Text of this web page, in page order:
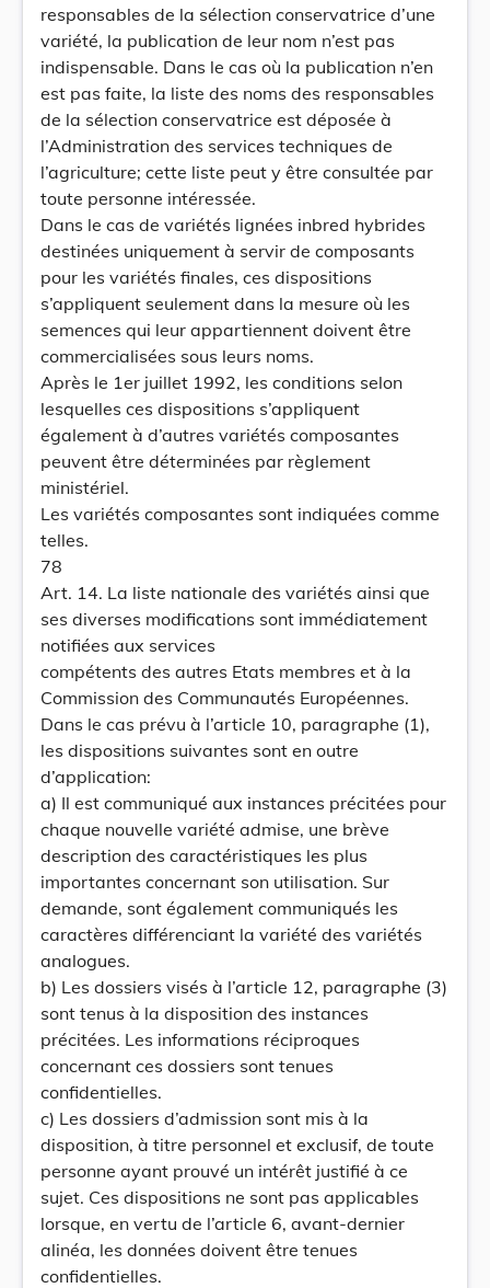
responsables de la sélection conservatrice d’une
variété, la publication de leur nom n’est pas
indispensable. Dans le cas où la publication n’en
est pas faite, la liste des noms des responsables
de la sélection conservatrice est déposée à
l’Administration des services techniques de
l’agriculture; cette liste peut y être consultée par
toute personne intéressée.
Dans le cas de variétés lignées inbred hybrides
destinées uniquement à servir de composants
pour les variétés finales, ces dispositions
s’appliquent seulement dans la mesure où les
semences qui leur appartiennent doivent être
commercialisées sous leurs noms.
Après le 1er juillet 1992, les conditions selon
lesquelles ces dispositions s’appliquent
également à d’autres variétés composantes
peuvent être déterminées par règlement
ministériel.
Les variétés composantes sont indiquées comme
telles.
78
Art. 14. La liste nationale des variétés ainsi que
ses diverses modifications sont immédiatement
notifiées aux services
compétents des autres Etats membres et à la
Commission des Communautés Européennes.
Dans le cas prévu à l’article 10, paragraphe (1),
les dispositions suivantes sont en outre
d’application:
a) Il est communiqué aux instances précitées pour
chaque nouvelle variété admise, une brève
description des caractéristiques les plus
importantes concernant son utilisation. Sur
demande, sont également communiqués les
caractères différenciant la variété des variétés
analogues.
b) Les dossiers visés à l’article 12, paragraphe (3)
sont tenus à la disposition des instances
précitées. Les informations réciproques
concernant ces dossiers sont tenues
confidentielles.
c) Les dossiers d’admission sont mis à la
disposition, à titre personnel et exclusif, de toute
personne ayant prouvé un intérêt justifié à ce
sujet. Ces dispositions ne sont pas applicables
lorsque, en vertu de l’article 6, avant-dernier
alinéa, les données doivent être tenues
confidentielles.